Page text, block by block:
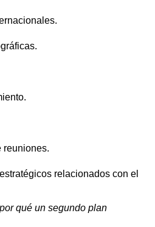
reuniones.
relacionados con el
qué un segundo plan